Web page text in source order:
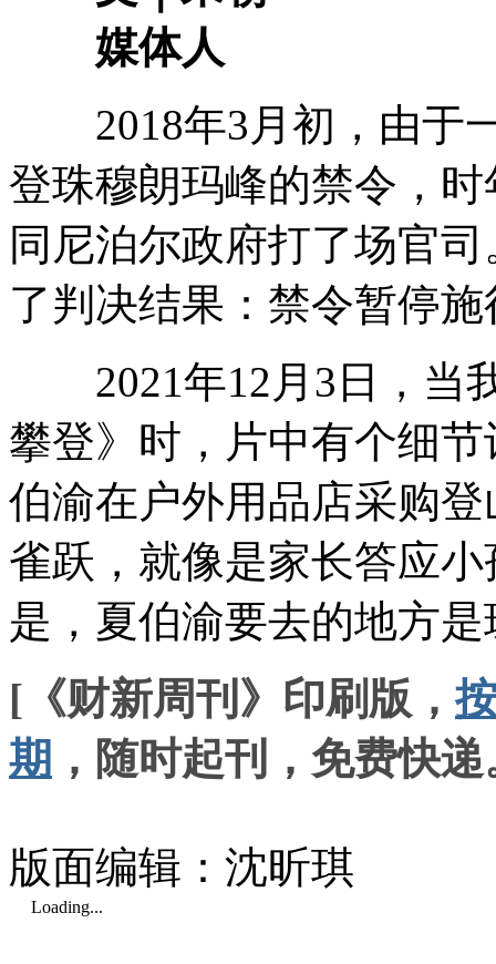
媒体人
2018年3月初，由于
登珠穆朗玛峰的禁令，
同尼泊尔政府打了场官
了判决结果：禁令暂停施
2021年12月3日，当
攀登》时，片中有个细
伯渝在户外用品店采购
雀跃，就像是家长答应
是，夏伯渝要去的地方
[《财新周刊》印刷版，
期 ，随时起刊，免费快
版面编辑：沈昕琪
Loading...